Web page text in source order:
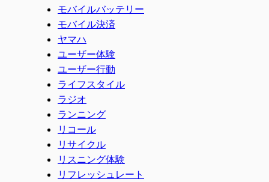
モバイルバッテリー
モバイル決済
ヤマハ
ユーザー体験
ユーザー行動
ライフスタイル
ラジオ
ランニング
リコール
リサイクル
リスニング体験
リフレッシュレート